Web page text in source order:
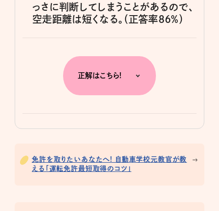
っさに判断してしまうことがあるので、
空走距離は短くなる。（正答率86％）
正解はこちら!
免許を取りたいあなたへ! 自動車学校元教官が教
える「運転免許最短取得のコツ」